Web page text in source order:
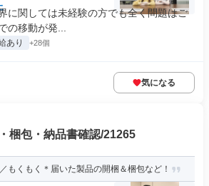
に関しては未経験の方でも全く問題はご
の移動が発...
あり +28個
気になる
梱包・納品書確認/21265
もくもく＊届いた製品の開梱＆梱包など！